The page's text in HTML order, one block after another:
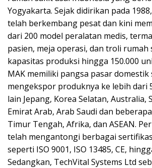
Yogyakarta. Sejak didirikan pada
telah berkembang pesat dan kini
dari 200 model peralatan medis,
pasien, meja operasi, dan troli rumah
kapasitas produksi hingga 150.000
MAK memiliki pangsa pasar domestik
mengekspor produknya ke lebih dari
lain Jepang, Korea Selatan, Australia,
Emirat Arab, Arab Saudi dan
Timur Tengah, Afrika, dan ASEAN.
telah mengantongi berbagai
seperti ISO 9001, ISO 13485, CE,
Sedangkan, TechVital Systems Ltd